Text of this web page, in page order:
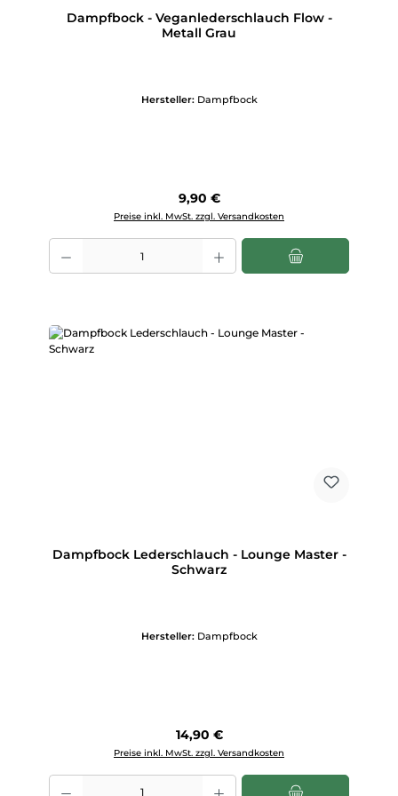
Dampfbock - Veganlederschlauch Flow -
Metall Grau
Hersteller: Dampfbock
Regulärer Preis:
9,90 €
Preise inkl. MwSt. zzgl. Versandkosten
Produkt Anzahl: Gib den gewünschten Wert ein oder benutze die
Dampfbock Lederschlauch - Lounge Master -
Schwarz
Hersteller: Dampfbock
Regulärer Preis:
14,90 €
Preise inkl. MwSt. zzgl. Versandkosten
Produkt Anzahl: Gib den gewünschten Wert ein oder benutze die